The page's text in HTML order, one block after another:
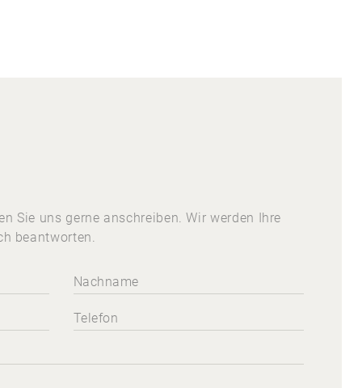
Sie uns gerne anschreiben. Wir werden Ihre
beantworten.